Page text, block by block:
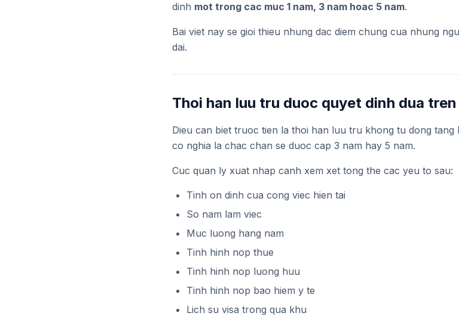
dinh mot trong cac muc 1 nam, 3 nam hoac 5 nam.
Bai viet nay se gioi thieu nhung dac diem chung cua nhung
dai.
Thoi han luu tru duoc quyet dinh dua
Dieu can biet truoc tien la thoi han luu tru khong tu dong tang
co nghia la chac chan se duoc cap 3 nam hay 5 nam.
Cuc quan ly xuat nhap canh xem xet tong the cac yeu to sau:
Tinh on dinh cua cong viec hien tai
So nam lam viec
Muc luong hang nam
Tinh hinh nop thue
Tinh hinh nop luong huu
Tinh hinh nop bao hiem y te
Lich su visa trong qua khu